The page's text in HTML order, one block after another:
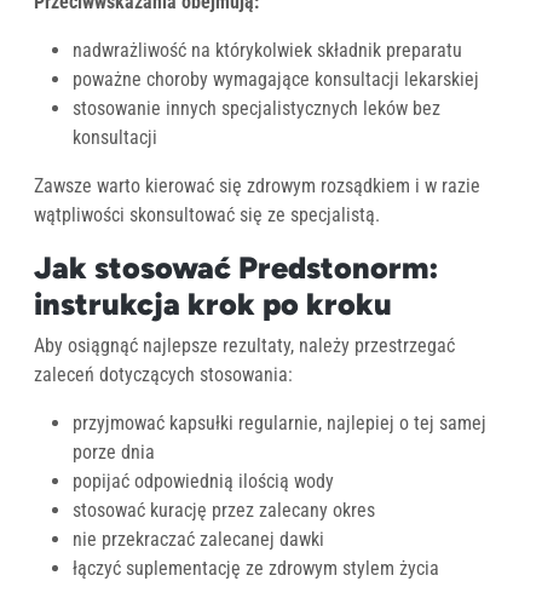
nadwrażliwość na którykolwiek składnik preparatu
poważne choroby wymagające konsultacji lekarskiej
stosowanie innych specjalistycznych leków bez
konsultacji
Zawsze warto kierować się zdrowym rozsądkiem i w razie
wątpliwości skonsultować się ze specjalistą.
Jak stosować Predstonorm:
instrukcja krok po kroku
Aby osiągnąć najlepsze rezultaty, należy przestrzegać
zaleceń dotyczących stosowania:
przyjmować kapsułki regularnie, najlepiej o tej samej
porze dnia
popijać odpowiednią ilością wody
stosować kurację przez zalecany okres
nie przekraczać zalecanej dawki
łączyć suplementację ze zdrowym stylem życia